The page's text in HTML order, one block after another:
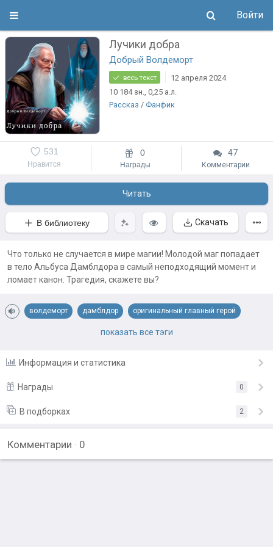
Войти
Лучики добра
Добрый Волдеморт
весь текст
12 апреля 2024
10 184 зн., 0,25 а.л.
Рассказ /Фанфик
Нравится
531 0
Награды
47
Комментарии
Читать
В библиотеку Скачать
Что только не случается в мире магии! Молодой маг попадает
в тело Альбуса Дамблдора в самый неподходящий момент и
ломает канон. Трагедия, скажете вы?
волдеморт дамблдор оригинальный главный герой
северус снейп
показать все тэги
Информация и статистика
Награды 0
В подборках 2
Комментарии · 0